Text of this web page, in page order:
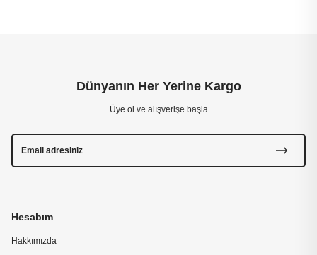
Hesabım
Hakkımızda
Dünyanın Her Yerine Kargo
Üye ol ve alışverişe başla